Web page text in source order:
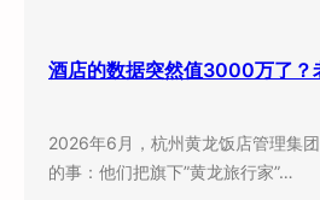
2026年6月，杭州黄龙饭店管理集
的事：他们把旗下”黄龙旅行家”…